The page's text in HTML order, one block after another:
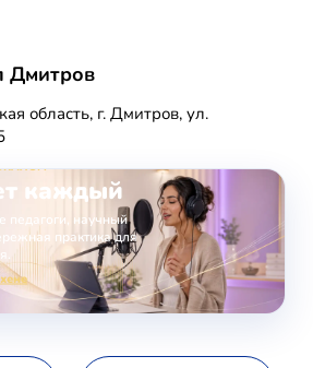
область, г. Дмитров, ул.
каждый
педагоги, научный
практика для